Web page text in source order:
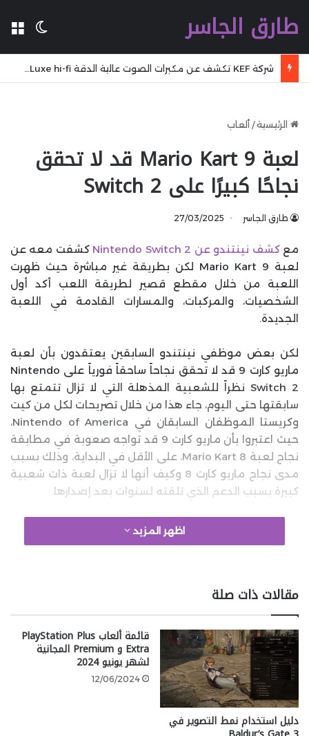
طارق الجاسر
الرئيسية/ ألعاب
لعبة Mario Kart 9 قد لا تحقق
نجاحًا كبيرًا على Switch 2
طارق الجاسر 27/03/2025
معكشف نينتندو عن Nintendo Switch 2
كشفت معه عن
لعبة Mario Kart 9 لكن بطريقة غير مباشرة حيث ظهرت
اللعبة من خلال مقطع قصير لطريقة اللعب أكد أول
الشخصيات، والمركبات، والمسارات القادمة في اللعبة
الجديدة.
لكن بعض موظفي نينتندو السابقين يعتقدون بأن لعبة
ماريو كارت 9 قد لا تحقق نجاحاً ساحقاً فورياً على Nintendo
Switch 2 نظراً للشعبية المذهلة التي لا تزال تتمتع بها
سابقتها حتى اليوم، جاء هذا من خلال تصريحات لكل من كيت
وكريستا الموظفان السابقان في Nintendo of America،
حيث اعتبروا بأن ماريو كارت 9 قد تواجه صعوبة في مطابقة
نجاح لعبة Mario Kart 8، على الأقل في البداية، وذلك بسبب
مدى نجاح ماريو كارت 8 وكيف أنها لا تزال لعبة ذات شعبية
كبيرة بسبب الدعم الذي تلقته لسنوات بعد إصدارها.
تبدو مختلفة عن سابقتها بالنسبة لهؤلاء، يعتقد الموظفان
السابقان في شركة نينتندو أنه سيكون من الصعب على
اللعبة أن تحقق أفضل من الـ 75 مليون نسخة التي باعتها
ومبيعات نسخة Switch.
اظهر المزيد
مقالات ذات صلة
دليل استخدام نمط التصوير في
قائمة ألعاب PlayStation Plus
Extra و Premium المجانية
لشهر يونيو 2024
12/06/2024